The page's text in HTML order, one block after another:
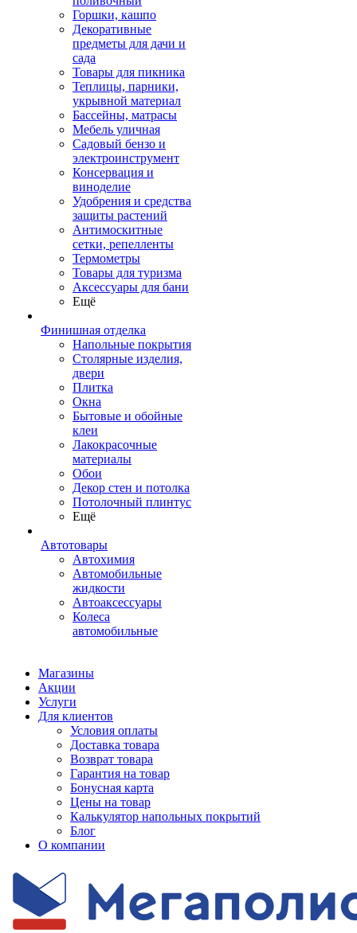
Горшки, кашпо
Декоративные
предметы для дачи и
сада
Товары для пикника
Теплицы, парники,
укрывной материал
Бассейны, матрасы
Мебель уличная
Садовый бензо и
электроинструмент
Консервация и
виноделие
Удобрения и средства
защиты растений
Антимоскитные
сетки, репелленты
Термометры
Товары для туризма
Аксессуары для бани
Ещё
Финишная отделка
Напольные покрытия
Столярные изделия,
двери
Плитка
Окна
Бытовые и обойные
клеи
Лакокрасочные
материалы
Обои
Декор стен и потолка
Потолочный плинтус
Ещё
Автотовары
Автохимия
Автомобильные
жидкости
Автоаксессуары
Колеса
автомобильные
Магазины
Акции
Услуги
Для клиентов
Условия оплаты
Доставка товара
Возврат товара
Гарантия на товар
Бонусная карта
Цены на товар
Калькулятор напольных покрытий
Блог
О компании